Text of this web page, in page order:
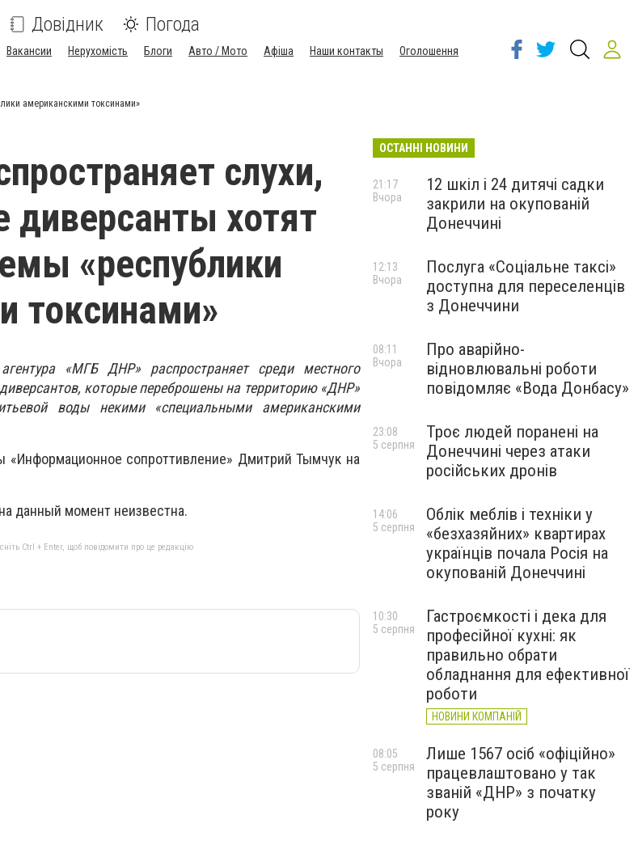
Довідник Погода
Вакансии Нерухомість Блоги Авто / Мото Афіша Наши контакты
Оголошення
американскими токсинами»
слухи,
диверсанты хотят
«республики
токсинами»
«МГБ ДНР» распространяет среди местного
диверсантов, которые переброшены на территорию «ДНР»
воды некими «специальными американскими
«Информационное сопроттивление» Дмитрий Тымчук на
данный момент неизвестна.
Ctrl + Enter, щоб повідомити про це редакцію
ОСТАННІ НОВИНИ
12 шкіл і 24 дитячі садки
закрили на окупованій
Донеччині
21:17
Вчора
Послуга «Соціальне таксі»
доступна для переселенців
з Донеччини
12:13
Вчора
Про аварійно-
відновлювальні роботи
повідомляє «Вода Донбасу»
08:11
Вчора
Троє людей поранені на
Донеччині через атаки
російських дронів
23:08
5 серпня
Облік меблів і техніки у
«безхазяйних» квартирах
українців почала Росія на
окупованій Донеччині
14:06
5 серпня
Гастроємкості і дека для
професійної кухні: як
правильно обрати
обладнання для ефективної
роботи
НОВИНИ КОМПАНІЙ
10:30
5 серпня
Лише 1567 осіб «офіційно»
працевлаштовано у так
званій «ДНР» з початку
року
08:05
5 серпня